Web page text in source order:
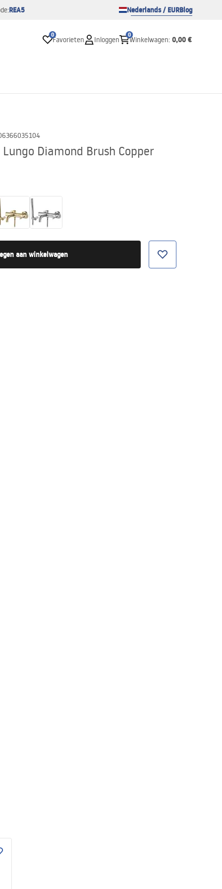
REA5 Nederlands / EURBlog
0
Favorieten Inloggen
0
Winkelwagen: 0,00 €
Diamond Brush Copper
aan winkelwagen